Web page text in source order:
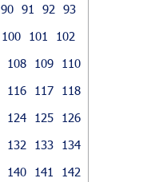
90 91 92
93
100 101
102
108 109
110
116 117
118
124 125
126
132 133
134
140 141
142